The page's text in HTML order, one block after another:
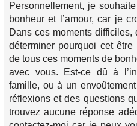
Personnellement, je
bonheur et l’amour, car je
Dans ces moments
déterminer pourquoi cet
de tous ces moments de
avec vous. Est-ce dû à
famille, ou à un
réflexions et des questions
trouvez aucune réponse